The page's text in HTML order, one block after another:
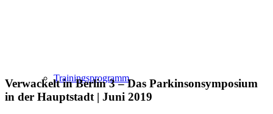
Trainingsprogramm
Verwackelt in Berlin 3 – Das Parkinsonsymposium
in der Hauptstadt | Juni 2019